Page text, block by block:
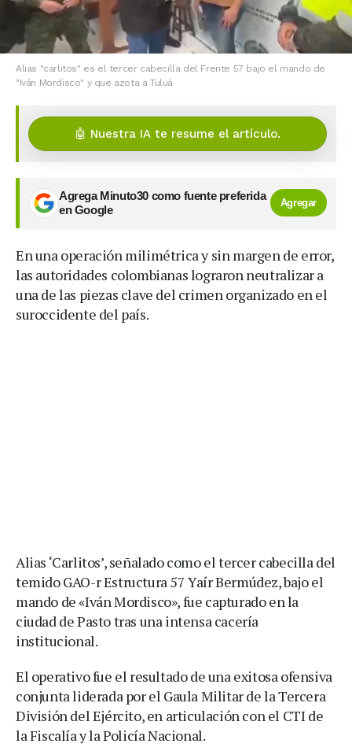
Alias "carlitos" es el tercer cabecilla del Frente 57 bajo el mando de
"Iván Mordisco" y que azota a Tuluá
🤖 Nuestra IA te resume el artículo.
Agrega Minuto30 como fuente preferida
en Google
Agregar
En una operación milimétrica y sin margen de error,
las autoridades colombianas lograron neutralizar a
una de las piezas clave del crimen organizado en el
suroccidente del país.
Alias ‘Carlitos’, señalado como el tercer cabecilla del
temido GAO-r Estructura 57 Yaír Bermúdez, bajo el
mando de «Iván Mordisco», fue capturado en la
ciudad de Pasto tras una intensa cacería
institucional.
El operativo fue el resultado de una exitosa ofensiva
conjunta liderada por el Gaula Militar de la Tercera
División del Ejército, en articulación con el CTI de
la Fiscalía y la Policía Nacional.